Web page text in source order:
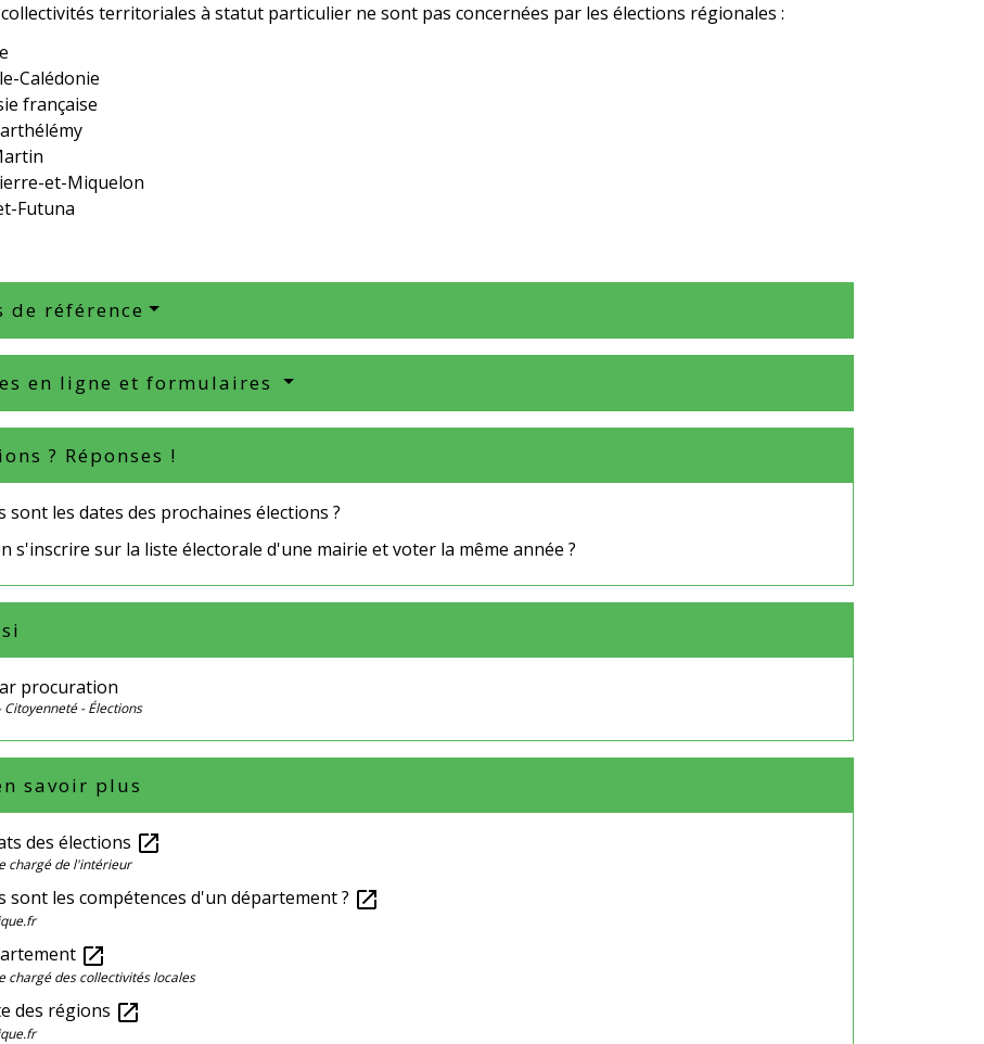
territoriales à statut particulier ne sont pas concernées par les élections régionales :
Calédonie
française
et-Miquelon
Futuna
de référence
en ligne et formulaires
? Réponses !
sont les dates des prochaines élections ?
s'inscrire sur la liste électorale d'une mairie et voter la même année ?
procuration
Citoyenneté - Élections
savoir plus
des élections open_in_new
chargé de l'intérieur
sont les compétences d'un département ? open_in_new
open_in_new
chargé des collectivités locales
des régions open_in_new